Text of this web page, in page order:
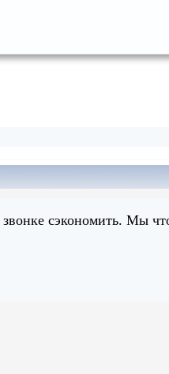
сэкономить. Мы